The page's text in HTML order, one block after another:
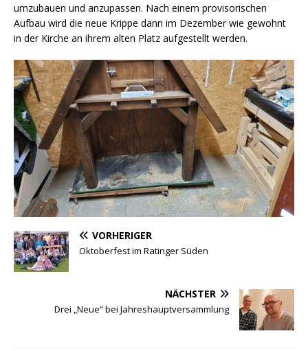
umzubauen und anzupassen. Nach einem provisorischen
Aufbau wird die neue Krippe dann im Dezember wie gewohnt
in der Kirche an ihrem alten Platz aufgestellt werden.
VORHERIGER
Oktoberfest im Ratinger Süden
NÄCHSTER
Drei „Neue“ bei Jahreshauptversammlung